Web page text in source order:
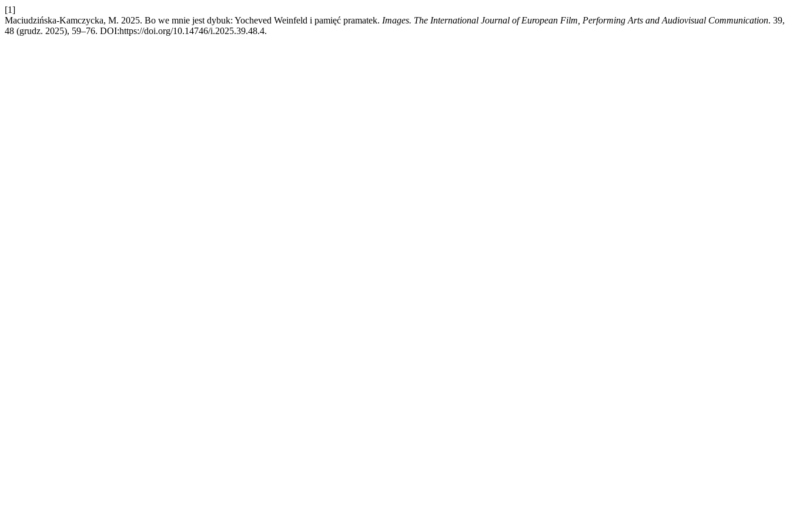
[1]
Maciudzińska-Kamczycka, M. 2025. Bo we mnie jest dybuk: Yocheved Weinfeld i pamięć pramatek. Images. The International Journal of European Film, Performing Arts and Audiovisual Communication. 39,
48 (grudz. 2025), 59–76. DOI:https://doi.org/10.14746/i.2025.39.48.4.